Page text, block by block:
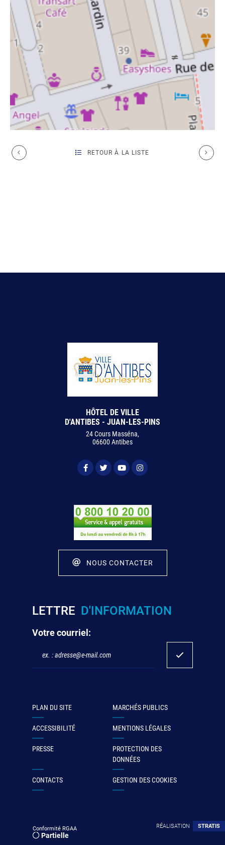
RETOUR À LA LISTE
HÔTEL DE VILLE
D'ANTIBES - JUAN-LES-PINS
24 Cours Masséna,
06600 Antibes
NOUS CONTACTER
LETTRE D'INFORMATION
Votre courriel:
PLAN DU SITE MARCHÉS PUBLICS
ACCESSIBILITÉ MENTIONS LÉGALES
PRESSE
PROTECTION DES
DONNÉES
CONTACTS GESTION DES COOKIES
Conformité RGAA
Partielle
RÉALISATION STRATIS